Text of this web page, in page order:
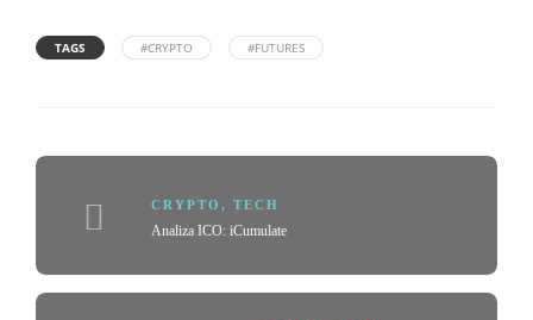
TAGS #CRYPTO #FUTURES
CRYPTO , TECH
Analiza ICO: iCumulate